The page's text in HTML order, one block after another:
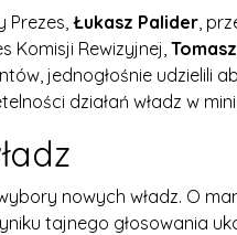
Prezes, Łukasz Palider,
Komisji Rewizyjnej,
jednogłośnie udzielili
działań władz w
nowych władz. O
tajnego głosowania